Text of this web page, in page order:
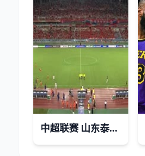
中超联赛 山东泰山VS上海海港 20240803